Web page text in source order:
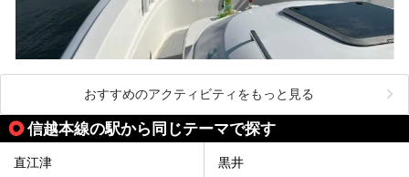
おすすめのアクティビティをもっと見る
信越本線の駅から同じテーマで探す
直江津 黒井